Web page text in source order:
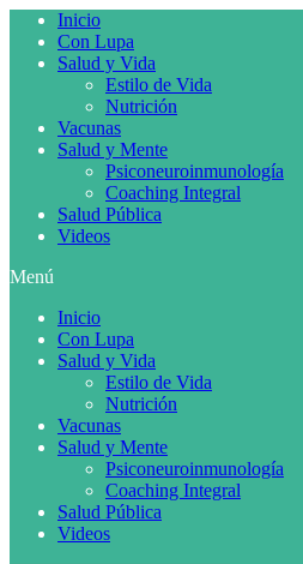
Inicio
Con Lupa
Salud y Vida
Estilo de Vida
Nutrición
Vacunas
Salud y Mente
Psiconeuroinmunología
Coaching Integral
Salud Pública
Videos
Menú
Inicio
Con Lupa
Salud y Vida
Estilo de Vida
Nutrición
Vacunas
Salud y Mente
Psiconeuroinmunología
Coaching Integral
Salud Pública
Videos